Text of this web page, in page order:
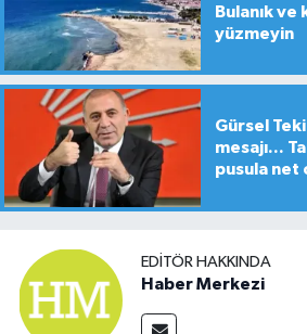
Bulanık
yüzmeyin
Gürsel
mesajı...
pusula net
EDITÖR HAKKINDA
Haber Merkezi